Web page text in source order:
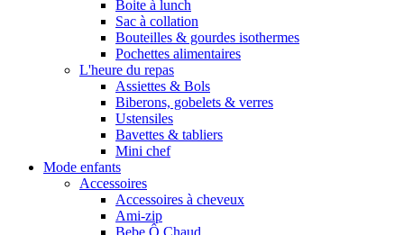
Boite à lunch
Sac à collation
Bouteilles & gourdes isothermes
Pochettes alimentaires
L'heure du repas
Assiettes & Bols
Biberons, gobelets & verres
Ustensiles
Bavettes & tabliers
Mini chef
Mode enfants
Accessoires
Accessoires à cheveux
Ami-zip
Bebe Ô Chaud